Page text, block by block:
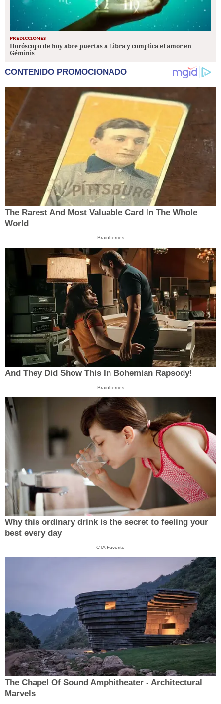
PREDICCIONES
Horóscopo de hoy abre puertas a Libra y complica el amor en
Géminis
CONTENIDO PROMOCIONADO
The Rarest And Most Valuable Card In The Whole
World
Brainberries
And They Did Show This In Bohemian Rapsody!
Brainberries
Why this ordinary drink is the secret to feeling your
best every day
CTA Favorite
The Chapel Of Sound Amphitheater - Architectural
Marvels